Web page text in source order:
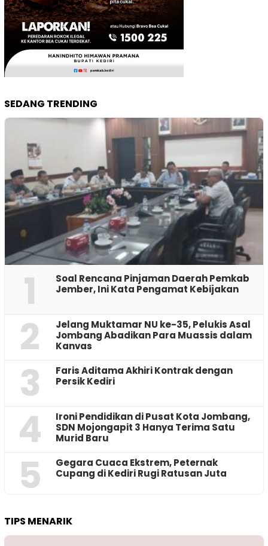
SEDANG TRENDING
1
‎Soal Rencana Pinjaman Daerah Pemkab
Jember, Ini Kata Pengamat Kebijakan ‎
2
Jelang Muktamar NU ke-35, Pelukis Asal
Jombang Abadikan Para Muassis dalam
Kanvas
3
Faris Aditama Akhiri Kontrak dengan
Persik Kediri
4
Ironi Pendidikan di Pusat Kota Jombang,
SDN Mojongapit 3 Hanya Terima Satu
Murid Baru
5
‎Gegara Cuaca Ekstrem, Peternak
Cupang di Kediri Rugi Ratusan Juta
TIPS MENARIK